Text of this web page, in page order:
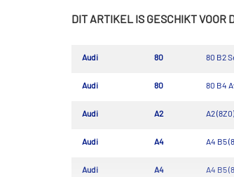
DIT ARTIKEL IS GESCHIKT VOOR
Audi 80 80 B2
Audi 80 80 B4
Audi A2 A2
Audi A4 A4 B5
Audi A4 A4 B5